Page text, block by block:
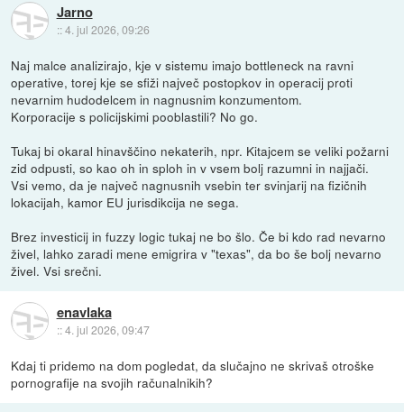
Jarno
::4. jul 2026, 09:26
Naj malce analizirajo, kje v sistemu imajo bottleneck na ravni
operative, torej kje se sfiži največ postopkov in operacij proti
nevarnim hudodelcem in nagnusnim konzumentom.
Korporacije s policijskimi pooblastili? No go.
Tukaj bi okaral hinavščino nekaterih, npr. Kitajcem se veliki požarni
zid odpusti, so kao oh in sploh in v vsem bolj razumni in najjači.
Vsi vemo, da je največ nagnusnih vsebin ter svinjarij na fizičnih
lokacijah, kamor EU jurisdikcija ne sega.
Brez investicij in fuzzy logic tukaj ne bo šlo. Če bi kdo rad nevarno
živel, lahko zaradi mene emigrira v "texas", da bo še bolj nevarno
živel. Vsi srečni.
enavlaka
::4. jul 2026, 09:47
Kdaj ti pridemo na dom pogledat, da slučajno ne skrivaš otroške
pornografije na svojih računalnikih?